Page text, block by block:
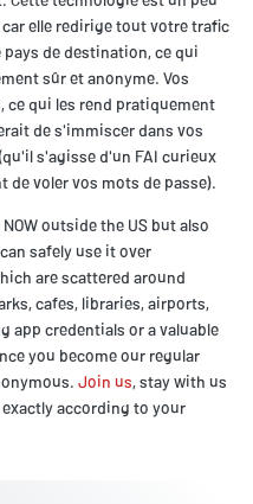
elle redirige tout votre trafic
de destination, ce qui
sûr et anonyme. Vos
qui les rend pratiquement
de s'immiscer dans vos
s'agisse d'un FAI curieux
voler vos mots de passe).
outside the US but also
safely use it over
are scattered around
cafes, libraries, airports,
app credentials or a valuable
you become our regular
Join us, stay with us
according to your